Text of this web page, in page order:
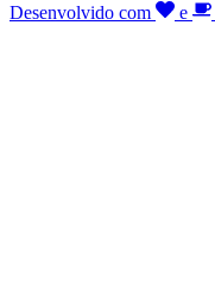
Desenvolvido com
e